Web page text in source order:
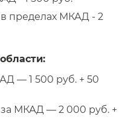
пределах МКАД - 2
— 1 500 руб. + 50
МКАД — 2 000 руб. +